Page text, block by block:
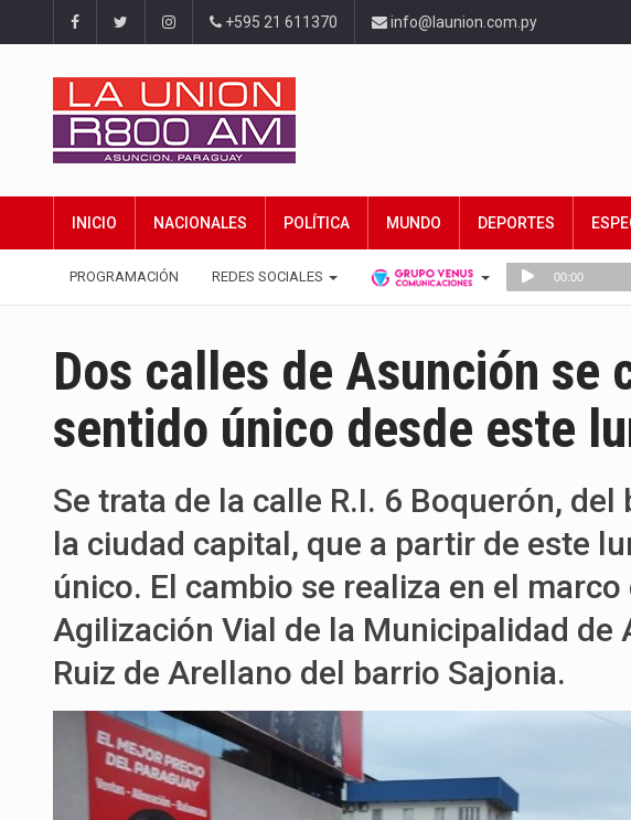
+595 21 611370 info@launion.com.py
INICIO NACIONALES POLÍTICA MUNDO DEPORTES
PROGRAMACIÓN REDES SOCIALES
Dos calles de Asunción se
sentido único desde este
Se trata de la calle R.I. 6 Boquerón,
la ciudad capital, que a partir de este
único. El cambio se realiza en el marco
Agilización Vial de la Municipalidad de
Ruiz de Arellano del barrio Sajonia.